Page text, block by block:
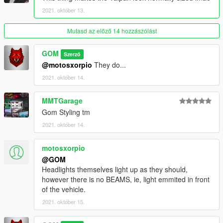
FiveM Addon, SP Addon
13Stewartc + MMTGarage - Opinions
Legacy_DMC - Exclusive Addon Sound
2021. október 13.
Mutasd az előző 14 hozzászólást
GOM Szerző
@motosxorpio They do...
2021. október 14.
MMTGarage
Gom Styling tm
2021. október 14.
motosxorpio
@GOM
Headlights themselves light up as they should,
however there is no BEAMS, ie, light emmited in front
of the vehicle.
2021. október 15.